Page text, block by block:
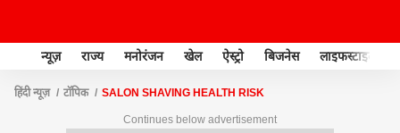
न्यूज़ राज्य मनोरंजन खेल ऐस्ट्रो बिजनेस लाइफस्टाइल
हिंदी न्यूज़ टॉपिक SALON SHAVING HEALTH RISK
Continues below advertisement